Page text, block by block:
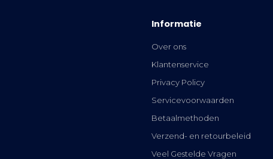
Informatie
Over ons
Klantenservice
Privacy Policy
Servicevoorwaarden
Betaalmethoden
Verzend- en retourbeleid
Veel Gestelde Vragen